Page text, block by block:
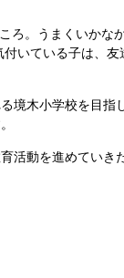
。うまくいかな
いている子は、
境木小学校を目指
活動を進めていき